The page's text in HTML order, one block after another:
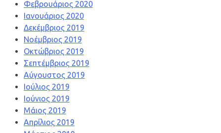
Φεβρουάριος 2020
Ιανουάριος 2020
Δεκέμβριος 2019
Νοέμβριος 2019
Οκτώβριος 2019
Σεπτέμβριος 2019
Αύγουστος 2019
Ιούλιος 2019
Ιούνιος 2019
Μάιος 2019
Απρίλιος 2019